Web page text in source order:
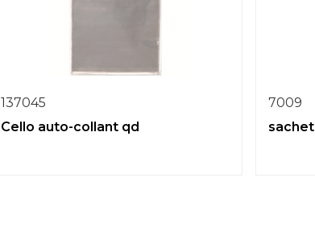
137045
Cello auto-collant qd
7009